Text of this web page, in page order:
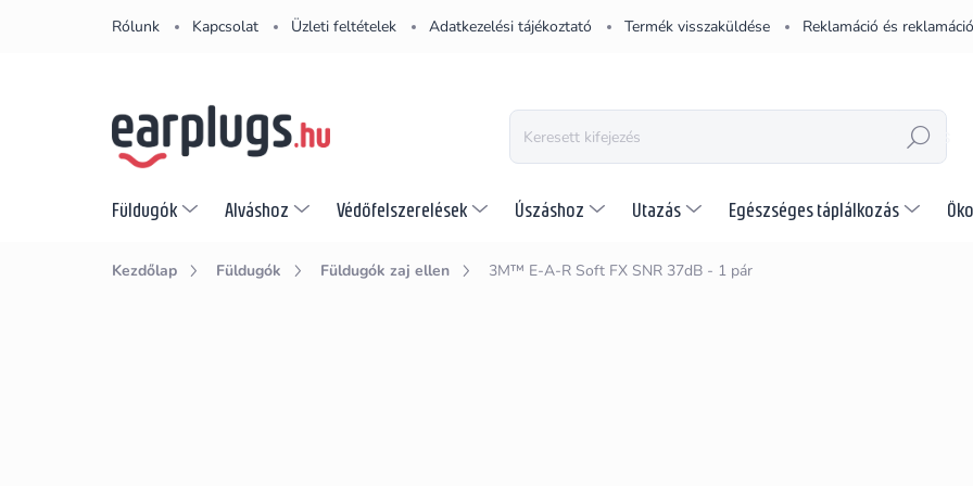
Rólunk Kapcsolat Üzleti feltételek Adatkezelési tájékoztató Termék visszaküldése Reklamáció és
KERESÉS
Füldugók Alváshoz Védőfelszerelések Úszáshoz Utazás Egészséges táplálkozás
Kezdőlap Füldugók Füldugók zaj ellen 3M™ E-A-R Soft FX SNR 37dB - 1 pár